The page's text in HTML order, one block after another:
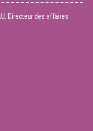
Directeur des affaires